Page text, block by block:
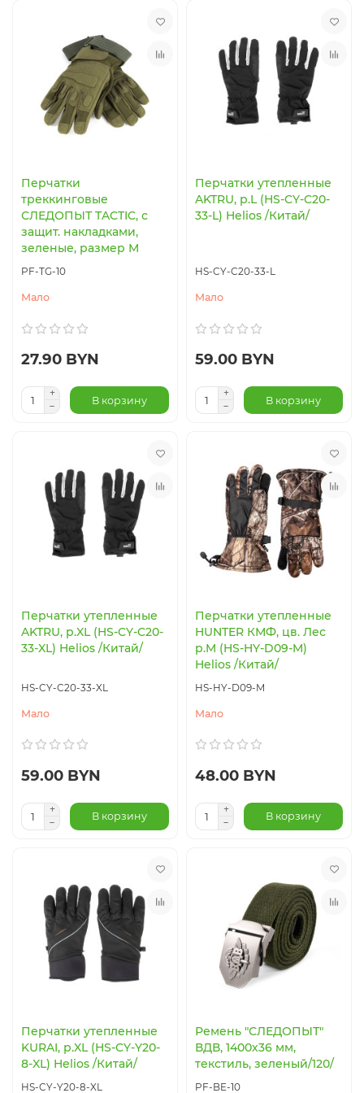
Коробки, вёдра, ёмкости
Рыболовный инструмент
Прикормка, добавки
Термосумки, термоконтейнеры
Термосы, термокружки, термостаканы
Ножи, мультитулы, пилы, топоры
Батарейки, элементы питания, аккумуляторы
Перчатки
треккинговые
СЛЕДОПЫТ TACTIC, с
защит. накладками,
зеленые, размер M
PF-TG-10
Мало
27.90 BYN
В корзину
Перчатки утепленные
AKTRU, р.L (HS-CY-C20-
33-L) Helios /Китай/
HS-CY-C20-33-L
Мало
59.00 BYN
В корзину
Перчатки утепленные
AKTRU, р.XL (HS-CY-C20-
33-XL) Helios /Китай/
HS-CY-C20-33-XL
Мало
59.00 BYN
В корзину
Перчатки утепленные
HUNTER КМФ, цв. Лес
р.M (HS-HY-D09-M)
Helios /Китай/
HS-HY-D09-M
Мало
48.00 BYN
В корзину
Перчатки утепленные
KURAI, р.XL (HS-CY-Y20-
8-XL) Helios /Китай/
HS-CY-Y20-8-XL
Ремень "СЛЕДОПЫТ"
ВДВ, 1400х36 мм,
текстиль, зеленый/120/
PF-BE-10